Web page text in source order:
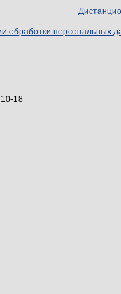
обработки персональных
18